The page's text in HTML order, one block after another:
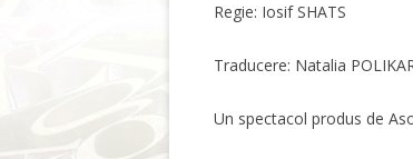
Regie: Iosif SHATS
Traducere: Natalia
Un spectacol produs de